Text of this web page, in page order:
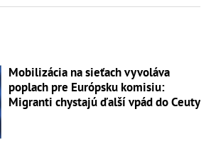
Mobilizácia na sieťach vyvoláva
poplach pre Európsku komisiu:
Migranti chystajú ďalší vpád do Ceuty